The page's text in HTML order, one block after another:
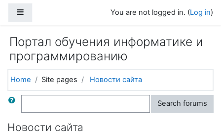
You are not logged in. (Log in)
Портал обучения информатике и
программированию
Home Site pages Новости сайта
Search Search forums
Новости сайта